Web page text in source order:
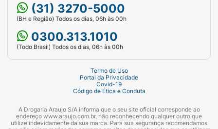
(31) 3270-5000
(BH e Região) Todos os dias, 06h às 00h
0300.313.1010
(Todo Brasil) Todos os dias, 06h às 00h
Termo de Uso
Portal da Privacidade
Covid-19
Código de Ética e Conduta
A Drogaria Araujo S/A informa que o seu site oficial corresponde ao
endereço www.araujo.com.br, não reconhecendo qualquer outro que
utilize indevidamente da sua marca. Para sua segurança recomendamos